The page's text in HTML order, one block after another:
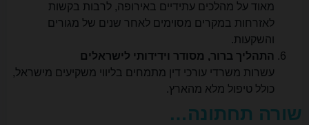
מאוד על מהלכים עתידיים באירופה, לרבות בקשות
לאזרחות במקרים מסוימים לאחר שנים של מגורים
והשקעות.
התהליך ברור, מסודר וידידותי לישראלים
עשרות משרדי עורכי דין מתמחים בליווי משקיעים מישראל,
כולל טיפול מלא מהארץ.
שורה תחתונה…